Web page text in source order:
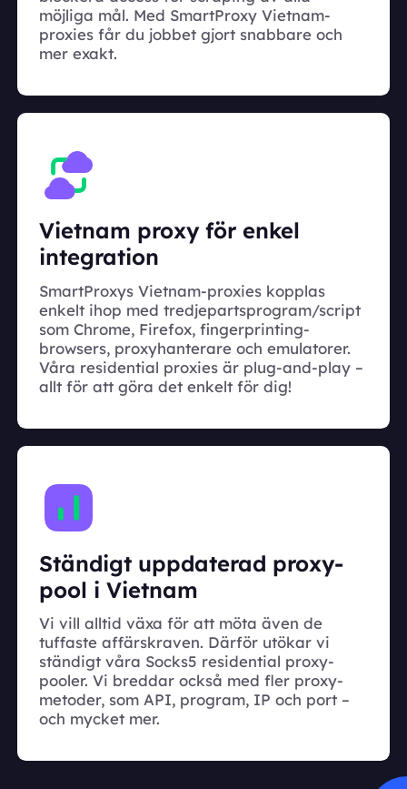
möjliga mål. Med SmartProxy Vietnam-
proxies får du jobbet gjort snabbare och
mer exakt.
Vietnam proxy för enkel
integration
SmartProxys Vietnam-proxies kopplas
enkelt ihop med tredjepartsprogram/script
som Chrome, Firefox, fingerprinting-
browsers, proxyhanterare och emulatorer.
Våra residential proxies är plug-and-play –
allt för att göra det enkelt för dig!
Ständigt uppdaterad proxy-
pool i Vietnam
Vi vill alltid växa för att möta även de
tuffaste affärskraven. Därför utökar vi
ständigt våra Socks5 residential proxy-
pooler. Vi breddar också med fler proxy-
metoder, som API, program, IP och port –
och mycket mer.